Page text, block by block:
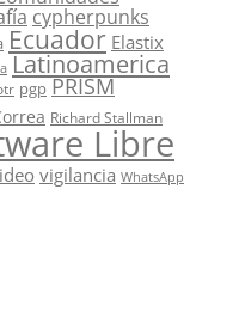
cypherpunks
Ecuador Elastix
Latinoamerica
pgp PRISM
Richard Stallman
Libre
vigilancia WhatsApp